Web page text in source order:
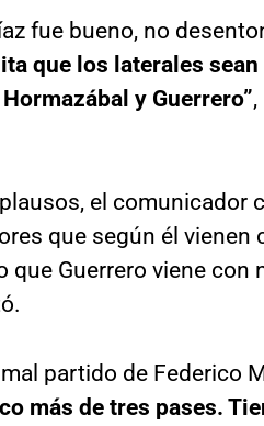
fue bueno, no
que los laterales
y Guerrero”
el comunicador
que según él vienen
que Guerrero viene
partido de Federico
más de tres pases.